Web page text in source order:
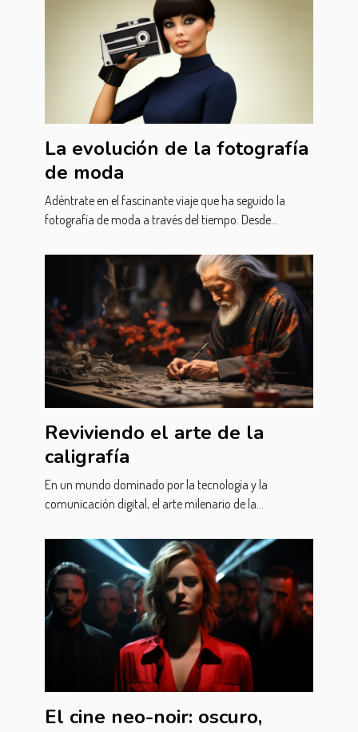
La evolución de la fotografía
de moda
Adéntrate en el fascinante viaje que ha seguido la
fotografía de moda a través del tiempo. Desde...
Reviviendo el arte de la
caligrafía
En un mundo dominado por la tecnología y la
comunicación digital, el arte milenario de la...
El cine neo-noir: oscuro,